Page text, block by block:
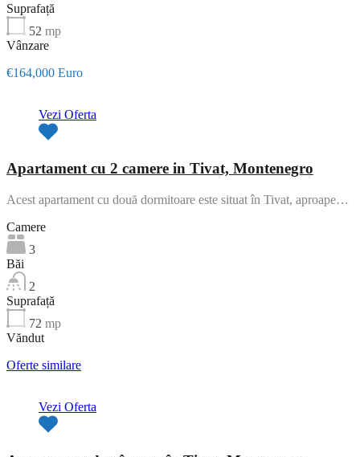
Suprafață
52 mp
Vânzare
€164,000 Euro
Vezi Oferta
Apartament cu 2 camere in Tivat, Montenegro
Acest apartament cu două dormitoare este situat în Tivat, aproape…
Camere
3
Băi
2
Suprafață
72 mp
Văndut
Oferte similare
Vezi Oferta